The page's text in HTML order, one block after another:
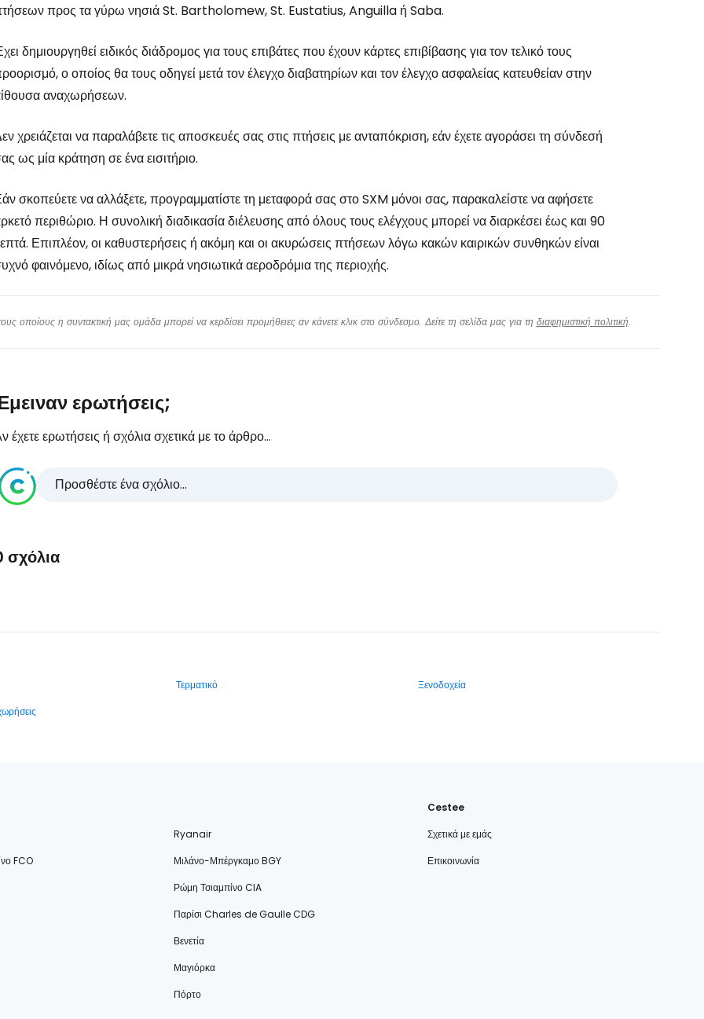
προς τα γύρω νησιά St. Bartholomew, St. Eustatius, Anguilla ή Saba.
δημιουργηθεί ειδικός διάδρομος για τους επιβάτες που έχουν κάρτες επιβίβασης για τον τελικό τους
ο οποίος θα τους οδηγεί μετά τον έλεγχο διαβατηρίων και τον έλεγχο ασφαλείας κατευθείαν στην
αναχωρήσεων.
χρειάζεται να παραλάβετε τις αποσκευές σας στις πτήσεις με ανταπόκριση, εάν έχετε αγοράσει τη σύνδεσή
ως μία κράτηση σε ένα εισιτήριο.
σκοπεύετε να αλλάξετε, προγραμματίστε τη μεταφορά σας στο SXM μόνοι σας, παρακαλείστε να αφήσετε
περιθώριο. Η συνολική διαδικασία διέλευσης από όλους τους ελέγχους μπορεί να διαρκέσει έως και 90
Επιπλέον, οι καθυστερήσεις ή ακόμη και οι ακυρώσεις πτήσεων λόγω κακών καιρικών συνθηκών είναι
φαινόμενο, ιδίως από μικρά νησιωτικά αεροδρόμια της περιοχής.
οποίους η συντακτική μας ομάδα μπορεί να κερδίσει προμήθειες αν κάνετε κλικ στο σύνδεσμο. Δείτε τη σελίδα μας για τη διαφημιστική πολιτική.
ερωτήσεις;
έχετε ερωτήσεις ή σχόλια σχετικά με το άρθρο...
Προσθέστε ένα σχόλιο...
σχόλια
Τερματικό
Ξενοδοχεία
Ryanair
FCO
Μιλάνο-Μπέργκαμο BGY
Ρώμη Τσιαμπίνο CIA
Παρίσι Charles de Gaulle CDG
Βενετία
Μαγιόρκα
Πόρτο
Cestee
Σχετικά με εμάς
Επικοινωνία